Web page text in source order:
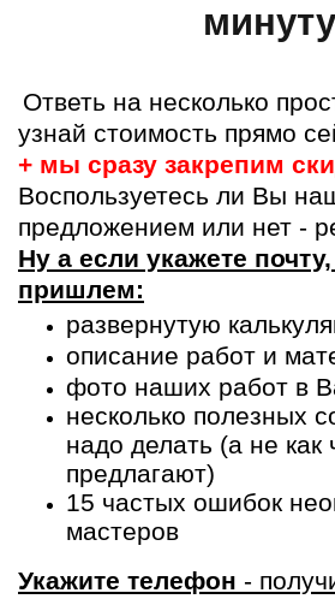
минуту
Ответь на несколько
узнай стоимость прямо
+ мы сразу закрепим
Воспользуетесь ли Вы
предложением или нет -
Ну а если укажете
пришлем:
развернутую
описание работ и
фото наших работ в
несколько полезных
надо делать (а не как
предлагают)
15 частых ошибок
мастеров
Укажите телефон -